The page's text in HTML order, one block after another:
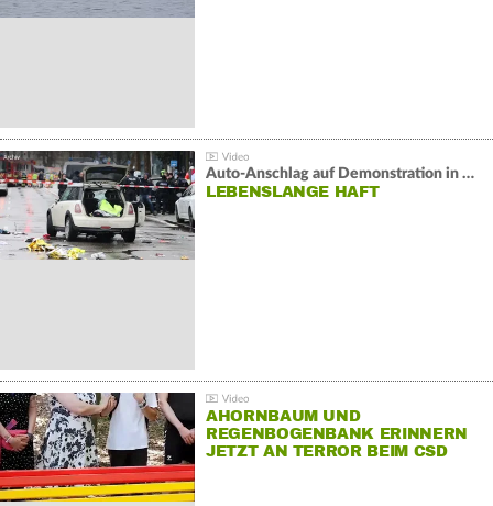
Auto-Anschlag auf Demonstration in München:
LEBENSLANGE HAFT
AHORNBAUM UND
REGENBOGENBANK ERINNERN
JETZT AN TERROR BEIM CSD